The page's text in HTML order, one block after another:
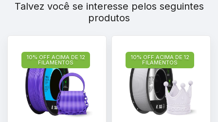
Talvez você se interesse pelos seguintes
produtos
10% OFF ACIMA DE 12
FILAMENTOS
10% OFF ACIMA DE 12
FILAMENTOS